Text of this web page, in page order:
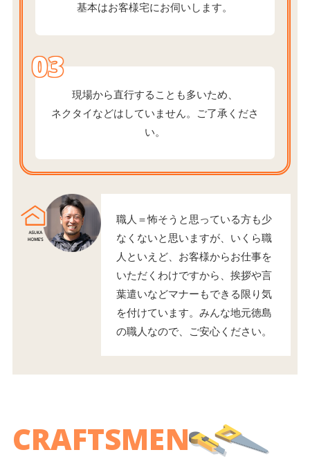
基本はお客様宅にお伺いします。
03
現場から直行することも多いため、
ネクタイなどはしていません。ご了承くださ
い。
職人＝怖そうと思っている方も少
なくないと思いますが、いくら職
人といえど、お客様からお仕事を
いただくわけですから、挨拶や言
葉遣いなどマナーもできる限り気
を付けています。みんな地元徳島
の職人なので、ご安心ください。
CRAFTSMEN